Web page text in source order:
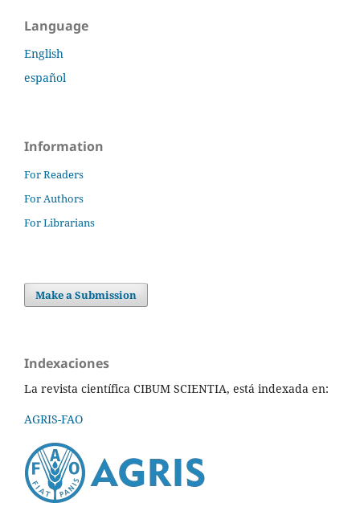
Language
English
español
Information
For Readers
For Authors
For Librarians
Make a Submission
Indexaciones
La revista científica CIBUM SCIENTIA, está indexada en:
AGRIS-FAO